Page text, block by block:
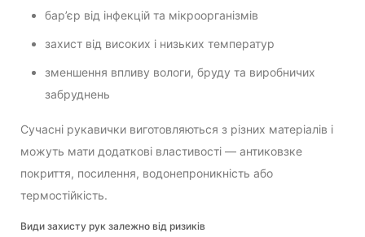
бар’єр від інфекцій та мікроорганізмів
захист від високих і низьких температур
зменшення впливу вологи, бруду та виробничих
забруднень
Сучасні рукавички виготовляються з різних матеріалів і
можуть мати додаткові властивості — антиковзке
покриття, посилення, водонепроникність або
термостійкість.
Види захисту рук залежно від ризиків